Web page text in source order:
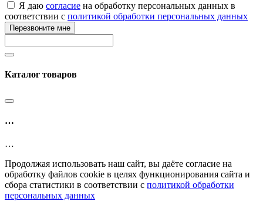
Я даю согласие на обработку персональных данных в
соответствии с политикой обработки персональных данных
Перезвоните мне
Каталог товаров
…
…
Продолжая использовать наш сайт, вы даёте согласие на
обработку файлов cookie в целях функционирования сайта и
сбора статистики в соответствии с политикой обработки
персональных данных